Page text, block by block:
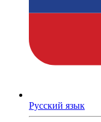
Русский язык